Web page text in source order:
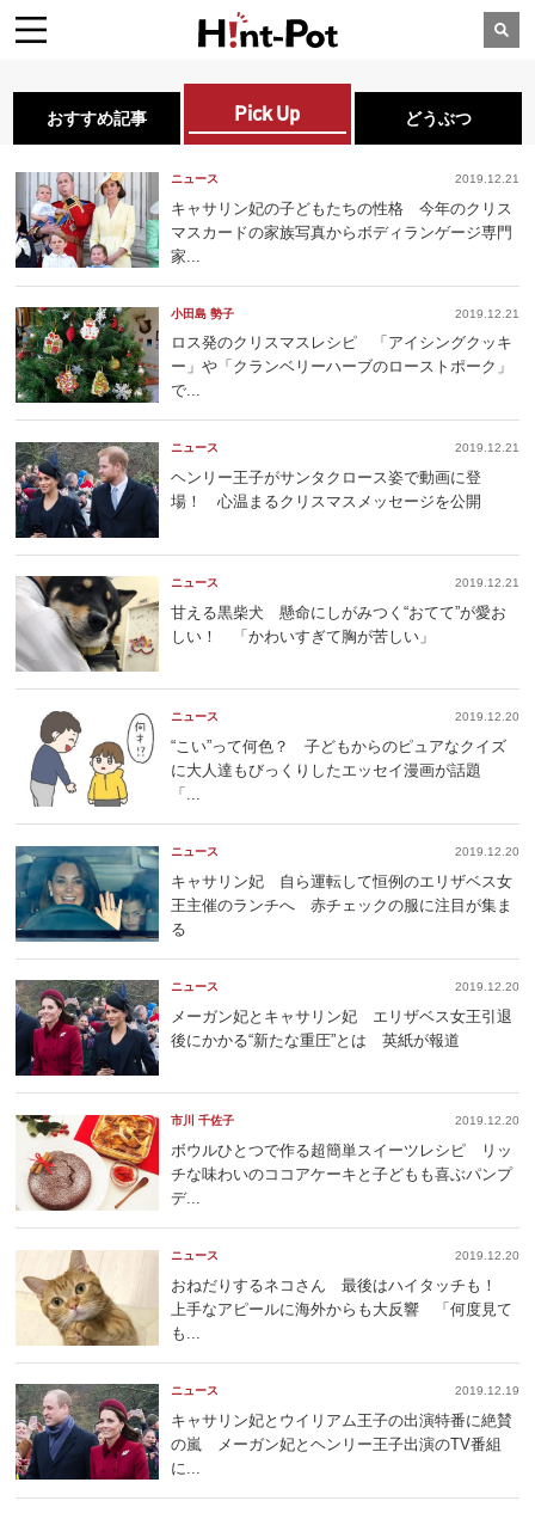
おすすめ記事 Pick Up どうぶつ
ニュース 2019.12.21
キャサリン妃の子どもたちの性格 今年のクリス
マスカードの家族写真からボディランゲージ専門
家...
小田島 勢子 2019.12.21
ロス発のクリスマスレシピ 「アイシングクッキ
ー」や「クランベリーハーブのローストポーク」
で...
ニュース 2019.12.21
ヘンリー王子がサンタクロース姿で動画に登
場！ 心温まるクリスマスメッセージを公開
ニュース 2019.12.21
甘える黒柴犬 懸命にしがみつく“おてて”が愛お
しい！ 「かわいすぎて胸が苦しい」
ニュース 2019.12.20
“こい”って何色？ 子どもからのピュアなクイズ
に大人達もびっくりしたエッセイ漫画が話題
「...
ニュース 2019.12.20
キャサリン妃 自ら運転して恒例のエリザベス女
王主催のランチへ 赤チェックの服に注目が集ま
る
ニュース 2019.12.20
メーガン妃とキャサリン妃 エリザベス女王引退
後にかかる“新たな重圧”とは 英紙が報道
市川 千佐子 2019.12.20
ボウルひとつで作る超簡単スイーツレシピ リッ
チな味わいのココアケーキと子どもも喜ぶパンプ
デ...
ニュース 2019.12.20
おねだりするネコさん 最後はハイタッチも！
上手なアピールに海外からも大反響 「何度見て
も...
ニュース 2019.12.19
キャサリン妃とウイリアム王子の出演特番に絶賛
の嵐 メーガン妃とヘンリー王子出演のTV番組
に...